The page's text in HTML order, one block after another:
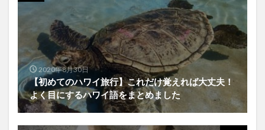
2020年8月30日
【初めてのハワイ旅行】これだけ覚えれば大丈夫！
よく目にするハワイ語をまとめました